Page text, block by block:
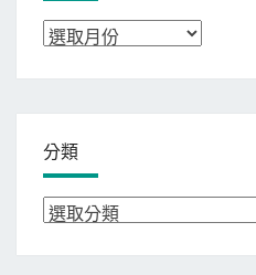
彙
分類
分